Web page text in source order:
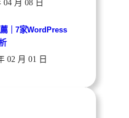
04 月 08 日
｜7家WordPress
02 月 01 日